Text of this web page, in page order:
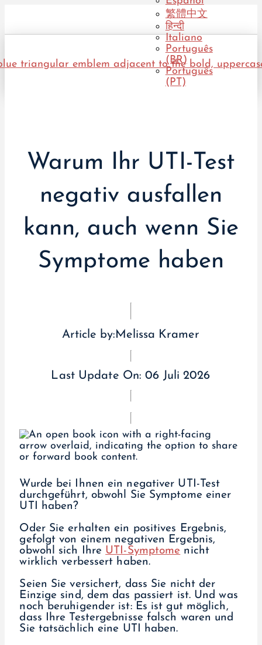
繁體中文
हिन्दी
Italiano
Português
(BR)
Português
(PT)
Warum Ihr UTI-Test
negativ ausfallen
kann, auch wenn Sie
Symptome haben
Article by:Melissa Kramer
Last Update On:06 Juli 2026
Wurde bei Ihnen ein negativer UTI-Test
durchgeführt, obwohl Sie Symptome einer
UTI haben?
Oder Sie erhalten ein positives Ergebnis,
gefolgt von einem negativen Ergebnis,
obwohl sich Ihre UTI-Symptome nicht
wirklich verbessert haben.
Seien Sie versichert, dass Sie nicht der
Einzige sind, dem das passiert ist. Und was
noch beruhigender ist: Es ist gut möglich,
dass Ihre Testergebnisse falsch waren und
Sie tatsächlich eine UTI haben.